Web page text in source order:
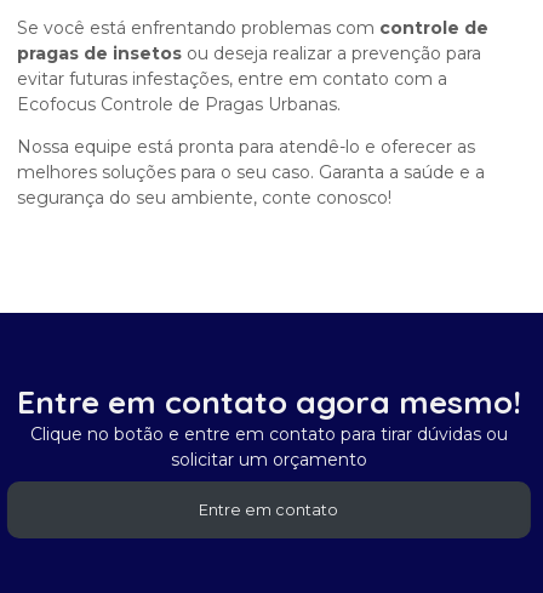
Se você está enfrentando problemas com controle de
pragas de insetos ou deseja realizar a prevenção para
evitar futuras infestações, entre em contato com a
Ecofocus Controle de Pragas Urbanas.
Nossa equipe está pronta para atendê-lo e oferecer as
melhores soluções para o seu caso. Garanta a saúde e a
segurança do seu ambiente, conte conosco!
Entre em contato agora mesmo!
Clique no botão e entre em contato para tirar dúvidas ou
solicitar um orçamento
Entre em contato